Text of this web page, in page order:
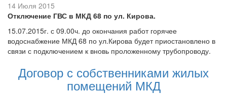
14 Июля 2015
Отключение ГВС в МКД 68 по ул. Кирова.
15.07.2015г. с 09.00ч. до окончания работ горячее
водоснабжение МКД 68 по ул.Кирова будет приостановлено в
связи с подключением к вновь проложенному трубопроводу.
Договор с собственниками жилых
помещений МКД